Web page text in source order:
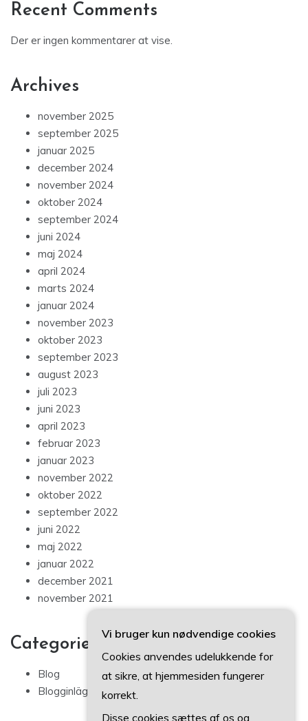
Recent Comments
Der er ingen kommentarer at vise.
Archives
november 2025
september 2025
januar 2025
december 2024
november 2024
oktober 2024
september 2024
juni 2024
maj 2024
april 2024
marts 2024
januar 2024
november 2023
oktober 2023
september 2023
august 2023
juli 2023
juni 2023
april 2023
februar 2023
januar 2023
november 2022
oktober 2022
september 2022
juni 2022
maj 2022
januar 2022
december 2021
november 2021
Categories
Blog
Blogginlägg
Vi bruger kun nødvendige cookies
Cookies anvendes udelukkende for
at sikre, at hjemmesiden fungerer
korrekt.
Disse cookies sættes af os og